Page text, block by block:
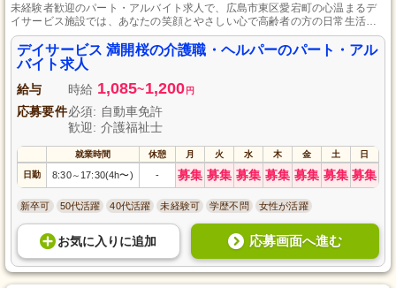
未経験者歓迎のパート・アルバイト求人で、広島市東区愛宕町の心温まるデ
イサービス施設では、あなたの笑顔とやさしい心で高齢者の方の日常生活を
豊かにするサポートをお願いします。笑顔を大切にし、人と接することにや
りがいを感じる方に、充実した研修制度を通じて介護のスキルを身につける
機会を提供しています。
デイサービス 満開桜の介護職・ヘルパーのパート・アル
バイト求人
給与 時給 1,085~1,200 円
応募要件必須: 自動車免許
歓迎: 介護福祉士
就業時間 休憩 月 火 水 木 金 土 日
日勤 8:30～ 17:30(4h〜) - 募集 募集 募集 募集 募集 募集 募集
新卒可 50代活躍 40代活躍 未経験可 学歴不問 女性が活躍
お気に入り に追加 応募画面へ進む